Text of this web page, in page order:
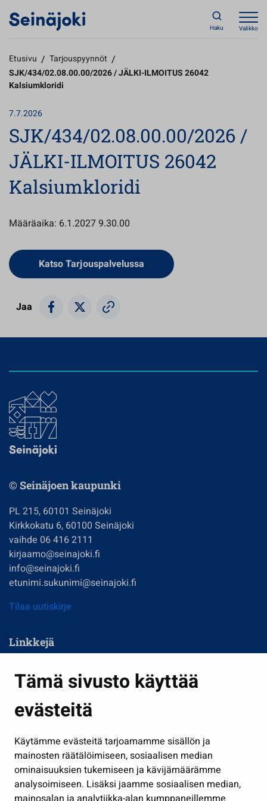
Tämä sivusto käyttää
evästeitä
Käytämme evästeitä tarjoamamme sisällön ja
mainosten räätälöimiseen, sosiaalisen median
ominaisuuksien tukemiseen ja kävijämäärämme
analysoimiseen. Lisäksi jaamme sosiaalisen median,
Haku Valikko
Etusivu / Tarjouspyynnöt /
SJK/434/02.08.00.00/2026 / JÄLKI-ILMOITUS 26042
Kalsiumkloridi
7.7.2026
SJK/434/02.08.00.00/2026 /
JÄLKI-ILMOITUS 26042
Kalsiumkloridi
Määräaika: 6.1.2027 9.30.00
Katso Tarjouspalvelussa Avautuu uuteen välilehteen
Jaa
© Seinäjoen kaupunki
PL 215, 60101 Seinäjoki
Kirkkokatu 6, 60100 Seinäjoki
vaihde 06 416 2111
kirjaamo@seinajoki.fi
info@seinajoki.fi
etunimi.sukunimi@seinajoki.fi
Tilaa uutiskirje
Linkkejä
Kasvatus ja opetus
Kulttuuri ja liikunta
Työ ja yrittäminen
Osallistu ja asioi
Näytä omat evästeasetukseni